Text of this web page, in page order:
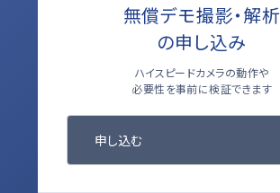
無償デモ撮影・解析
の申し込み
ハイスピードカメラの動作や
必要性を事前に検証できます
申し込む